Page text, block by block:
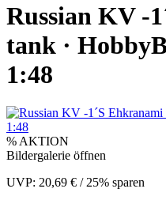
Russian KV -
tank ·
1:48
% AKTION
Bildergalerie öffnen
UVP: 20,69 € / 25% sparen